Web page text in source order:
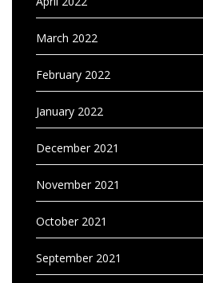
March 2022
February 2022
January 2022
December 2021
November 2021
October 2021
September 2021